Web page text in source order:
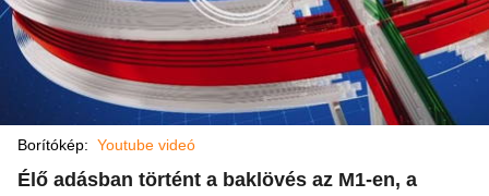
Borítókép: Youtube videó
Élő adásban történt a baklövés az M1-en, a